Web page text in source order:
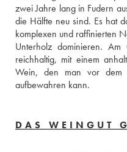
zwei Jahre lang in Fudern
die Hälfte neu sind. Es hat
komplexen und raffinierten
Unterholz dominieren.
reichhaltig, mit einem
Wein, den man vor dem
aufbewahren kann.
DAS WEINGUT